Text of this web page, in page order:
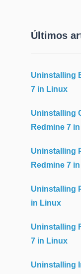
Últimos
Uninstalling
7 in Linux
Uninstalling
Redmine 7
Uninstalling
Redmine 7
Uninstalling
in Linux
Uninstalling
7 in Linux
Uninstalling